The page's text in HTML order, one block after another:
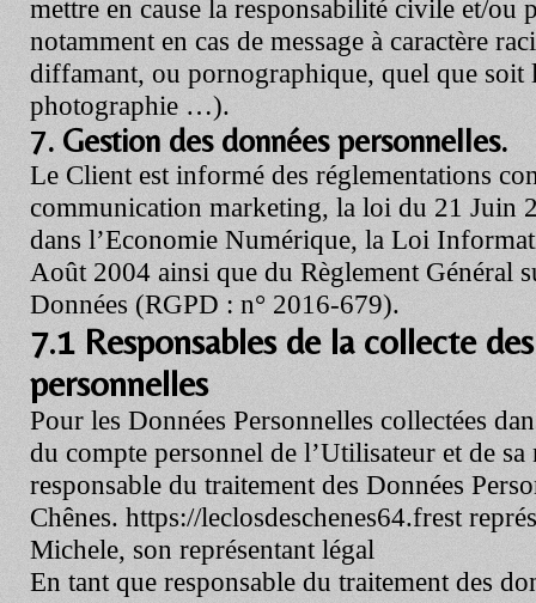
mettre en cause la responsabilité civile et/ou
notamment en cas de message à caractère
diffamant, ou pornographique, quel que soit
photographie …).
7. Gestion des données personnelles.
Le Client est informé des réglementations
communication marketing, la loi du 21 Juin
dans l’Economie Numérique, la Loi
Août 2004 ainsi que du Règlement Général
Données (RGPD : n° 2016-679).
7.1 Responsables de la collecte
personnelles
Pour les Données Personnelles collectées
du compte personnel de l’Utilisateur et de
responsable du traitement des Données
Chênes. https://leclosdeschenes64.frest
Michele, son représentant légal
En tant que responsable du traitement des